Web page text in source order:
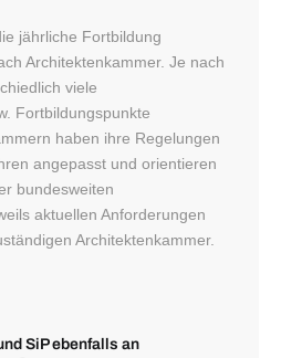
jährliche Fortbildung
Architektenkammer. Je nach
viele
Fortbildungspunkte
haben ihre Regelungen
angepasst und orientieren
bundesweiten
aktuellen Anforderungen
Architektenkammer.
SiP ebenfalls an